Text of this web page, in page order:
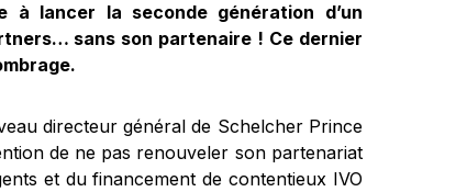
à lancer la seconde génération d’un
sans son partenaire ! Ce dernier
directeur général de Schelcher Prince
de ne pas renouveler son partenariat
et du financement de contentieux IVO